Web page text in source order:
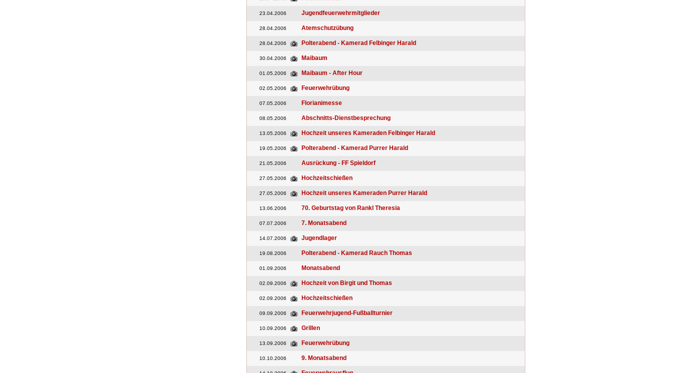
23.04.2006 Jugendfeuerwehrmitglieder
28.04.2006 Atemschutzübung
28.04.2006 Polterabend - Kamerad Felbinger Harald
30.04.2006 Maibaum
01.05.2006 Maibaum - After Hour
02.05.2006 Feuerwehrübung
07.05.2006 Florianimesse
08.05.2006 Abschnitts-Dienstbesprechung
13.05.2006 Hochzeit unseres Kameraden Felbinger Harald
19.05.2006 Polterabend - Kamerad Purrer Harald
21.05.2006 Ausrückung - FF Spieldorf
27.05.2006 Hochzeitschießen
27.05.2006 Hochzeit unseres Kameraden Purrer Harald
13.06.2006 70. Geburtstag von Rankl Theresia
07.07.2006 7. Monatsabend
14.07.2006 Jugendlager
19.08.2006 Polterabend - Kamerad Rauch Thomas
01.09.2006 Monatsabend
02.09.2006 Hochzeit von Birgit und Thomas
02.09.2006 Hochzeitschießen
09.09.2006 Feuerwehrjugend-Fußballturnier
10.09.2006 Grillen
13.09.2006 Feuerwehrübung
10.10.2006 9. Monatsabend